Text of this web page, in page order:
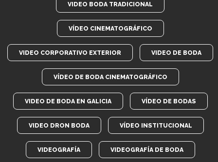
VIDEO BODA TRADICIONAL
VÍDEO CINEMATOGRÁFICO
VIDEO CORPORATIVO EXTERIOR VIDEO DE BODA
VÍDEO DE BODA CINEMATOGRÁFICO
VIDEO DE BODA EN GALICIA VÍDEO DE BODAS
VIDEO DRON BODA VÍDEO INSTITUCIONAL
VIDEOGRAFÍA VIDEOGRAFÍA DE BODA